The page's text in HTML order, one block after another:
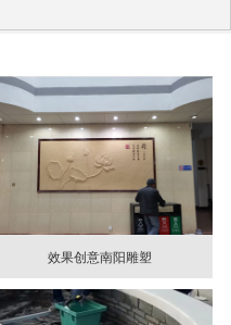
效果创意南阳雕塑